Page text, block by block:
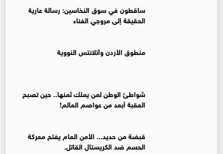
ساقطون في سوق النخاسين: رسالة عارية
الحقيقة إلى مروجي الفناء
منطوق الأردن وأتلانتس النووية
شواطئ الوطن لمن يملك ثمنها.. حين تصبح
العقبة أبعد من عواصم العالم!
قبضة من حديد... الأمن العام يفتح معركة
الحسم ضد الكريستال القاتل.